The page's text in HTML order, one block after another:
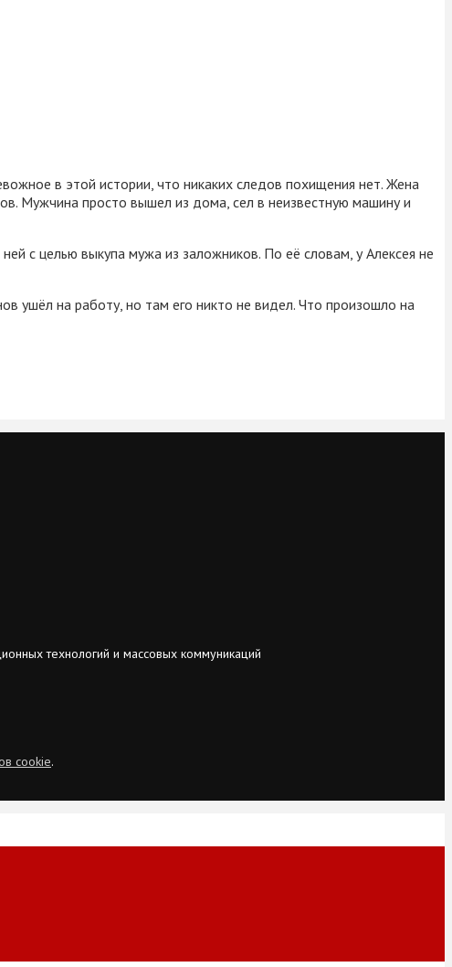
в этой истории, что никаких следов похищения нет. Жена
Мужчина просто вышел из дома, сел в неизвестную машину и
с целью выкупа мужа из заложников. По её словам, у Алексея не
ушёл на работу, но там его никто не видел. Что произошло на
технологий и массовых коммуникаций
cookie.